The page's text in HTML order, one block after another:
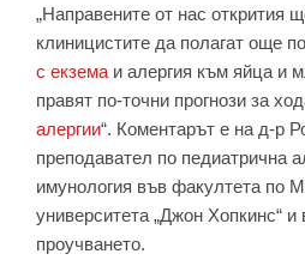
„Направените от нас открития
клиницистите да полагат още
с екзема и алергия към яйца и
правят по-точни прогнози за
алергии“. Коментарът е на д-р
преподавател по педиатрична
имунология във факултета по
университета „Джон Хопкинс“
проучването.